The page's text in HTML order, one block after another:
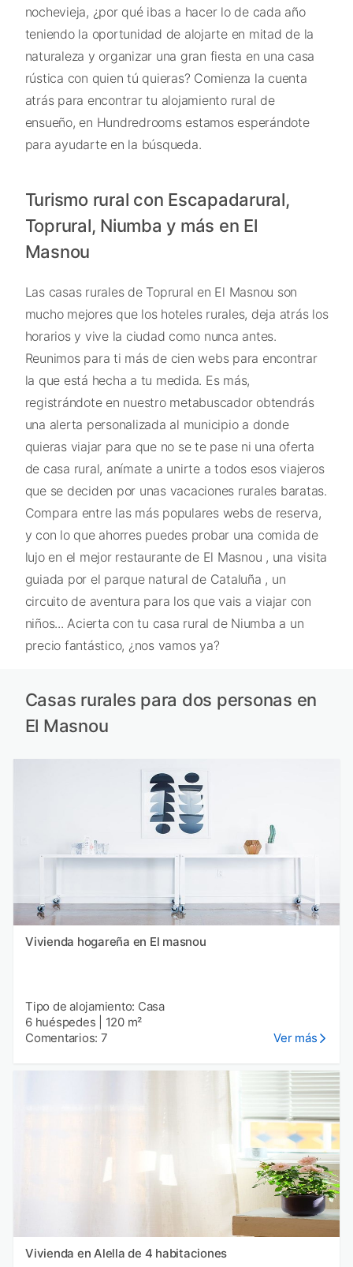
nochevieja, ¿por qué ibas a hacer lo de cada año
teniendo la oportunidad de alojarte en mitad de la
naturaleza y organizar una gran fiesta en una casa
rústica con quien tú quieras? Comienza la cuenta
atrás para encontrar tu alojamiento rural de
ensueño, en Hundredrooms estamos esperándote
para ayudarte en la búsqueda.
Turismo rural con Escapadarural,
Toprural, Niumba y más en El
Masnou
Las casas rurales de Toprural en El Masnou son
mucho mejores que los hoteles rurales, deja atrás los
horarios y vive la ciudad como nunca antes.
Reunimos para ti más de cien webs para encontrar
la que está hecha a tu medida. Es más,
registrándote en nuestro metabuscador obtendrás
una alerta personalizada al municipio a donde
quieras viajar para que no se te pase ni una oferta
de casa rural, anímate a unirte a todos esos viajeros
que se deciden por unas vacaciones rurales baratas.
Compara entre las más populares webs de reserva,
y con lo que ahorres puedes probar una comida de
lujo en el mejor restaurante de El Masnou , una visita
guiada por el parque natural de Cataluña , un
circuito de aventura para los que vais a viajar con
niños... Acierta con tu casa rural de Niumba a un
precio fantástico, ¿nos vamos ya?
Casas rurales para dos personas en
El Masnou
Vivienda hogareña en El masnou
Tipo de alojamiento: Casa
6 huéspedes
120 m²
Comentarios: 7
Ver más
Vivienda en Alella de 4 habitaciones